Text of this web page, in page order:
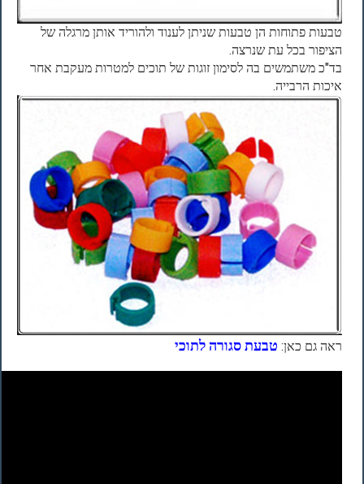
טבעות פתוחות הן טבעות שניתן לענוד ולהוריד אותן מרגלה של
הציפור בכל עת שנרצה.
בד"כ משתמשים בה לסימון זוגות של תוכים למטרות מעקבת אחר
איכות הרבייה.
ראה גם כאן: טבעת סגורה לתוכי